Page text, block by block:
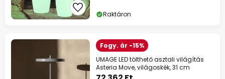
Raktáron
Fogy. ár -15%
UMAGE LED tölthető asztali világítás
Asteria Move, világoskék, 31 cm